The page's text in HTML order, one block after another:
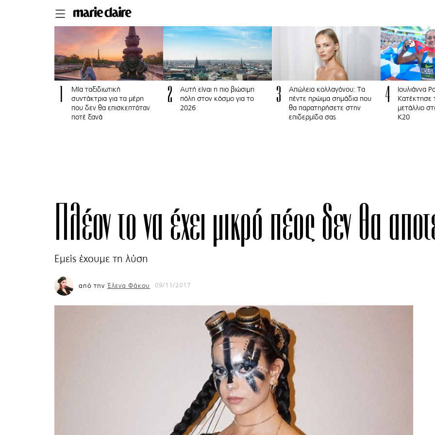
Μία ταξιδιωτική
συντάκτρια για τα μέρη
που δεν θα επισκεπτόταν
ποτέ ξανά
2
Αυτή είναι η πιο βιώσιμη
πόλη στον κόσμο για το
2026
3
Απώλεια κολλαγόνου: Τα
πέντε πρώιμα σημάδια που
θα παρατηρήσετε στην
επιδερμίδα σας
4
Ιουλιάννα
Κατέκτησε
μετάλλιο
Κ20
Πλέον το να έχει μικρό πέος δεν θα
Eμείς έχουμε τη λύση
από τηνΈλενα Φάκου 09/11/2017